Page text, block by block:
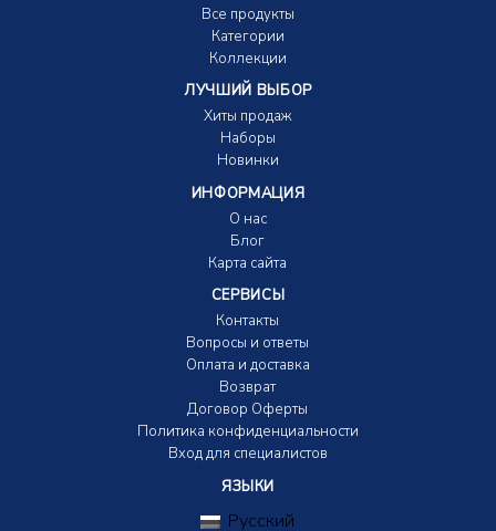
Все продукты
Категории
Коллекции
ЛУЧШИЙ ВЫБОР
Хиты продаж
Наборы
Новинки
ИНФОРМАЦИЯ
О нас
Блог
Карта сайта
СЕРВИСЫ
Контакты
Вопросы и ответы
Оплата и доставка
Возврат
Договор Оферты
Политика конфиденциальности
Вход для специалистов
ЯЗЫКИ
Русский